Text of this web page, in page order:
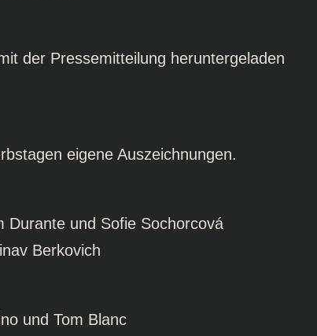
der Pressemitteilung heruntergeladen
eigene Auszeichnungen.
Durante und Sofie Sochorcová
Berkovich
und Tom Blanc